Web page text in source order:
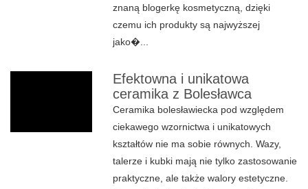
znaną blogerkę kosmetyczną, dzięki
czemu ich produkty są najwyższej
jako�...
Efektowna i unikatowa
ceramika z Bolesławca
Ceramika bolesławiecka pod względem
ciekawego wzornictwa i unikatowych
kształtów nie ma sobie równych. Wazy,
talerze i kubki mają nie tylko zastosowanie
praktyczne, ale także walory estetyczne.